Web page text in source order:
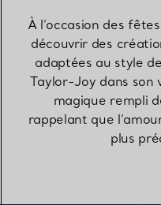
À l’occasion des
découvrir des
adaptées au style
Taylor-Joy dans son
magique rempli
rappelant que
plus